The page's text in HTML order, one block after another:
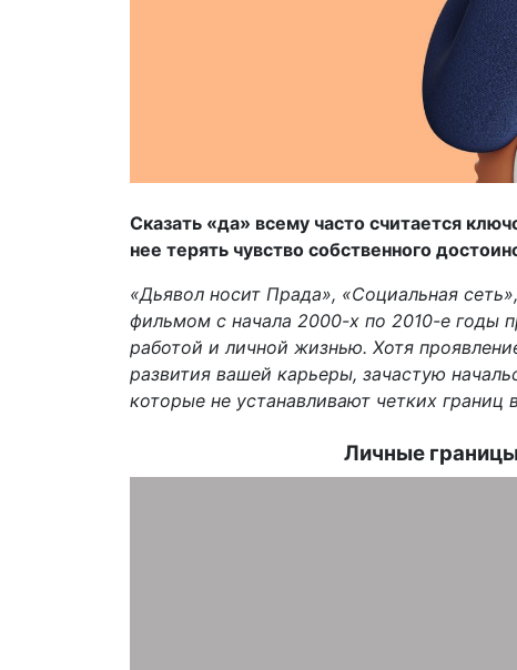
Сказать «да» всему часто считается
нее терять чувство собственного
«Дьявол носит Прада», «Социальная
фильмом с начала 2000-х по 2010-е годы
работой и личной жизнью. Хотя
развития вашей карьеры, зачастую
которые не устанавливают четких границ
Личные